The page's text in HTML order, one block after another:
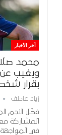
آخر الأخبار
محمد
ويغيب عن
بقرار
زياد عاطف
فضّل النجم
المشاركة
في المواجهة